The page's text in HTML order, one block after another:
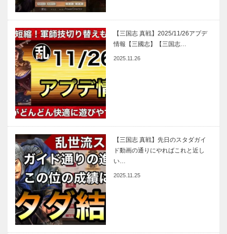
【三国志 真戦】2025/11/26アプデ
情報【三國志】【三国志…
2025.11.26
【三国志 真戦】先日のスタダガイ
ド動画の通りにやればこれと近し
い…
2025.11.25